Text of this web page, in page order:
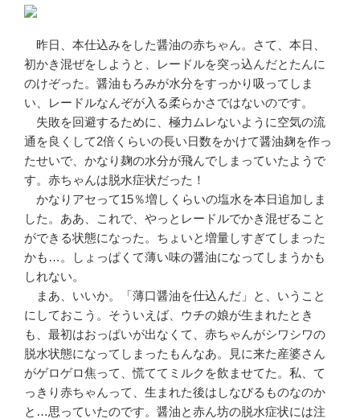
昨日、本仕込みをした醤油の赤ちゃん。さて、本日、
初かき混ぜをしようと、レードルを突っ込んだとたんに
のけぞった。醤油もろみが水分をすっかり吸ってしま
い、レードルなんぞが入る柔らかさではないのです。
失敗を回避するために、極力ムレないように空気の流
通を良くして2倍くらいの長い日数をかけて醤油麹を作っ
たせいで、かなり麹の水分が飛んでしまっていたようで
す。赤ちゃんは脱水症状だった！
かなりアセって15％増しくらいの塩水を本日追加しま
した。ああ、これで、やっとレードルでかき混ぜること
ができる状態になった。ちょいと増量しすぎてしまった
かも…。しょっぱくて薄い味の醤油になってしまうかも
しれない。
まあ、いいか。「薄口醤油を仕込んだ」と、いうこと
にしておこう。そういえば、ウチの娘が生まれたとき
も、最初はおっぱいが出なくて、赤ちゃんがシワシワの
脱水状態になってしまったもんなあ。見に来た産婆さん
がゲロゲロ焦って、慌ててミルクを飲ませてた。私、て
っきり赤ちゃんって、生まれた後はしなびるものなのか
と…思っていたのです。醤油と赤ん坊の脱水症状には注